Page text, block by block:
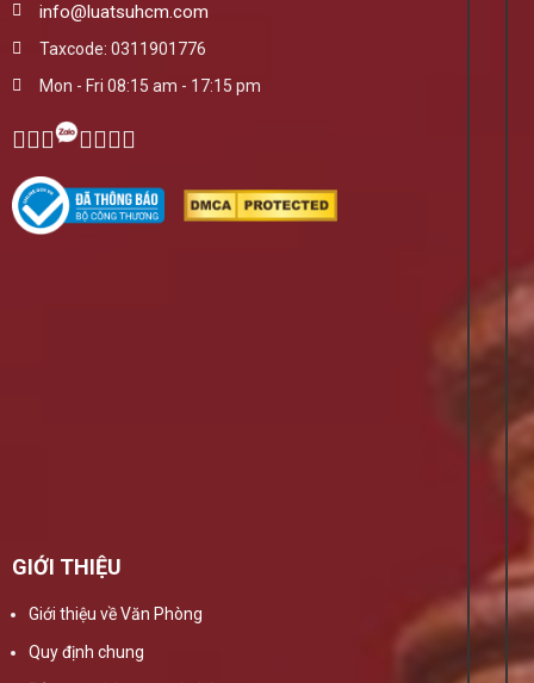
info@luatsuhcm.com
Taxcode: 0311901776
Mon - Fri 08:15 am - 17:15 pm
GIỚI THIỆU
Giới thiệu về Văn Phòng
Quy định chung